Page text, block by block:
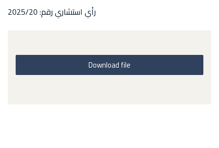
رأي استشاري رقم: 2025/20
Download file